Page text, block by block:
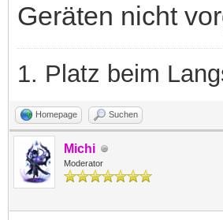
Geräten nicht
1. Platz beim
Homepage Suchen
Michi
Moderator